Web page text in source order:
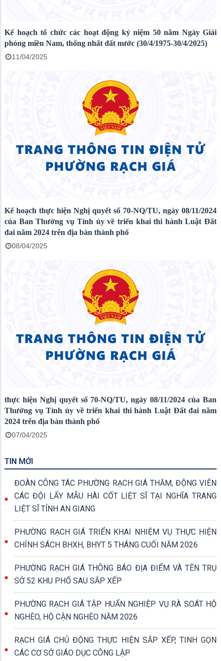
Kế hoạch tổ chức các hoạt động kỷ niệm 50 năm Ngày Giải
phóng miền Nam, thống nhất đất nước (30/4/1975-30/4/2025)
11/04/2025
Kế hoạch thực hiện Nghị quyết số 70-NQ/TU, ngày 08/11/2024
của Ban Thường vụ Tỉnh ủy về triển khai thi hành Luật Đất
đai năm 2024 trên địa bàn thành phố
08/04/2025
thực hiện Nghị quyết số 70-NQ/TU, ngày 08/11/2024 của Ban
Thường vụ Tỉnh ủy về triển khai thi hành Luật Đất đai năm
2024 trên địa bàn thành phố
07/04/2025
TIN MỚI
ĐOÀN CÔNG TÁC PHƯỜNG RẠCH GIÁ THĂM, ĐỘNG VIÊN
CÁC ĐỘI LẤY MẪU HÀI CỐT LIỆT SĨ TẠI NGHĨA TRANG
LIỆT SĨ TỈNH AN GIANG
PHƯỜNG RẠCH GIÁ TRIỂN KHAI NHIỆM VỤ THỰC HIỆN
CHÍNH SÁCH BHXH, BHYT 5 THÁNG CUỐI NĂM 2026
PHƯỜNG RẠCH GIÁ THÔNG BÁO ĐỊA ĐIỂM VÀ TÊN TRỤ
SỞ 52 KHU PHỐ SAU SẮP XẾP
PHƯỜNG RẠCH GIÁ TẬP HUẤN NGHIỆP VỤ RÀ SOÁT HỘ
NGHÈO, HỘ CẬN NGHÈO NĂM 2026
RẠCH GIÁ CHỦ ĐỘNG THỰC HIỆN SẮP XẾP, TINH GỌN
CÁC CƠ SỞ GIÁO DỤC CÔNG LẬP